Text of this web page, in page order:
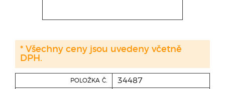
POLOŽKA Č. 34487
* Všechny ceny jsou uvedeny včetně
DPH.